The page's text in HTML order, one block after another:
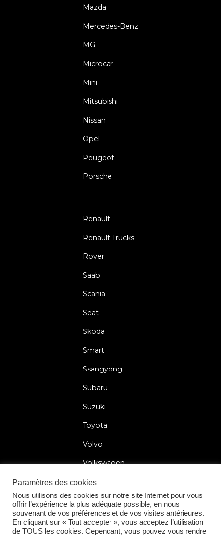
Mazda
Mercedes-Benz
MG
Microcar
Mini
Mitsubishi
Nissan
Opel
Peugeot
Porsche
Renault
Renault Trucks
Rover
Saab
Scania
Seat
Skoda
Smart
Ssangyong
Subaru
Suzuki
Toyota
Volvo
Volkswagen
2026 © Car Lock Systems
Paramètres des cookies
Nous utilisons des cookies sur notre site Internet pour vous
offrir l’expérience la plus adéquate possible, en nous
souvenant de vos préférences et de vos visites antérieures.
En cliquant sur « Tout accepter », vous acceptez l’utilisation
de TOUS les cookies. Cependant, vous pouvez vous rendre